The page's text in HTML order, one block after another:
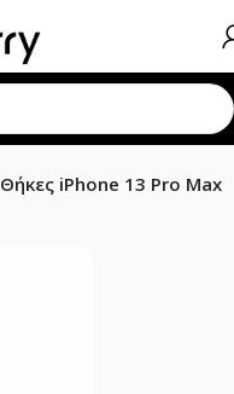
Θήκες iPhone 13 Pro Max